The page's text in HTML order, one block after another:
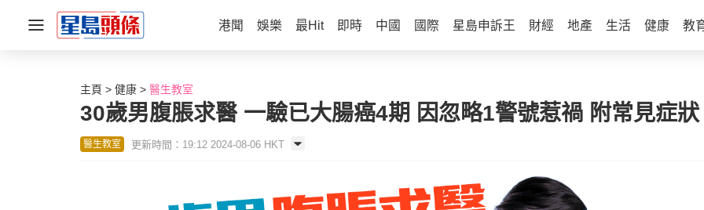
港聞 娛樂 最Hit 即時 中國 國際 星島申訴王 財經 地產 生活 健康 教
主頁 健康 醫生教室
30歲男腹脹求醫 一驗已大腸癌4期 因忽略1警號惹禍 附常見症狀
醫生教室 更新時間：19:12 2024-08-06 HKT